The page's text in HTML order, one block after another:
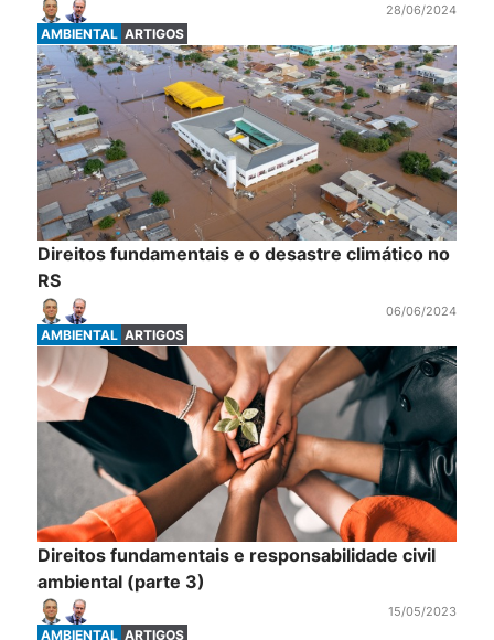
28/06/2024
AMBIENTAL ARTIGOS
Direitos fundamentais e o desastre climático no
RS
06/06/2024
AMBIENTAL ARTIGOS
Direitos fundamentais e responsabilidade civil
ambiental (parte 3)
15/05/2023
AMBIENTAL ARTIGOS